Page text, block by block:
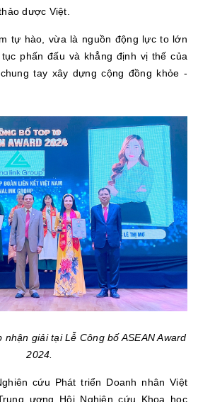
dược Việt.
tự hào, vừa là nguồn động lực to lớn
phấn đấu và khẳng định vị thế của
tay xây dựng cộng đồng khỏe -
giải tại Lễ Công bố ASEAN Award
2024.
cứu Phát triển Doanh nhân Việt
ương Hội Nghiên cứu Khoa học